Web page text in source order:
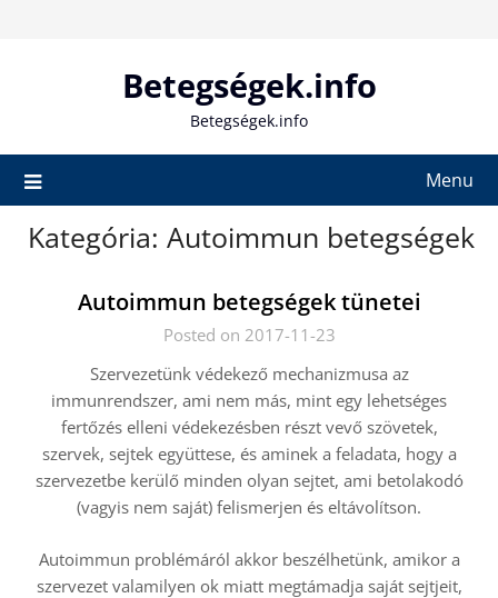
Betegségek.info
Betegségek.info
Menu
Kategória: Autoimmun betegségek
Autoimmun betegségek tünetei
Posted on 2017-11-23
Szervezetünk védekező mechanizmusa az
immunrendszer, ami nem más, mint egy lehetséges
fertőzés elleni védekezésben részt vevő szövetek,
szervek, sejtek együttese, és aminek a feladata, hogy a
szervezetbe kerülő minden olyan sejtet, ami betolakodó
(vagyis nem saját) felismerjen és eltávolítson.
Autoimmun problémáról akkor beszélhetünk, amikor a
szervezet valamilyen ok miatt megtámadja saját sejtjeit,